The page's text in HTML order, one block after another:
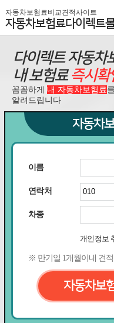
자동차보험료비교견적사이트
자동차보험료다이렉트
다이렉트 자동차
내 보험료즉시확
꼼꼼하게 내 자동차보험료를
알려드립니다
자동차
이름
연락처
차종
개인정보
※ 만기일 1개월이내 견적
자동차보